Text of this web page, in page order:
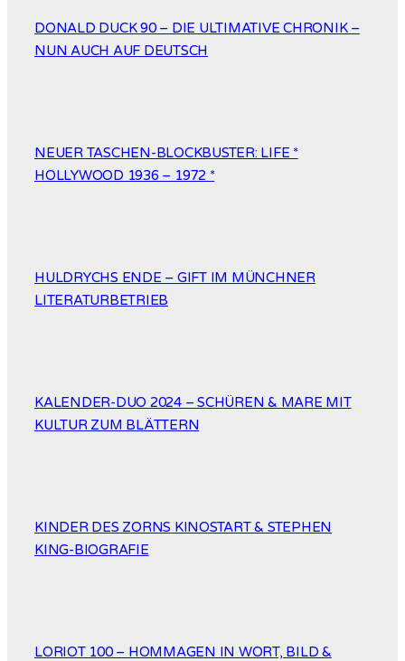
DONALD DUCK 90 – DIE ULTIMATIVE CHRONIK –
NUN AUCH AUF DEUTSCH
NEUER TASCHEN-BLOCKBUSTER: LIFE *
HOLLYWOOD 1936 – 1972 *
HULDRYCHS ENDE – GIFT IM MÜNCHNER
LITERATURBETRIEB
KALENDER-DUO 2024 – SCHÜREN & MARE MIT
KULTUR ZUM BLÄTTERN
KINDER DES ZORNS KINOSTART & STEPHEN
KING-BIOGRAFIE
LORIOT 100 – HOMMAGEN IN WORT, BILD &